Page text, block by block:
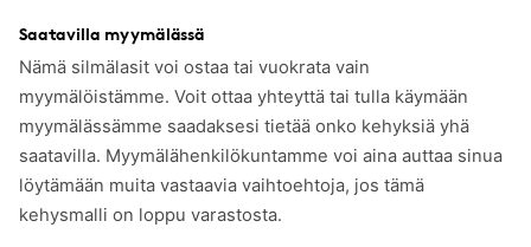
Saatavilla myymälässä
Nämä silmälasit voi ostaa tai vuokrata vain
myymälöistämme. Voit ottaa yhteyttä tai tulla käymään
myymälässämme saadaksesi tietää onko kehyksiä yhä
saatavilla. Myymälähenkilökuntamme voi aina auttaa sinua
löytämään muita vastaavia vaihtoehtoja, jos tämä
kehysmalli on loppu varastosta.